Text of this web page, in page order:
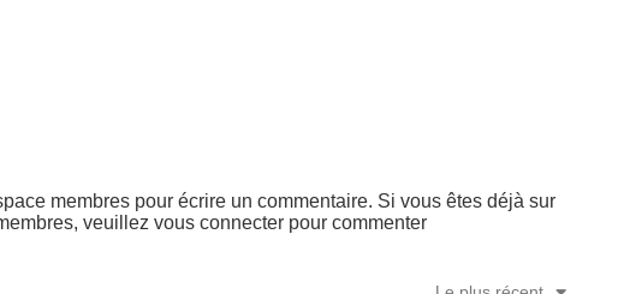
membres pour écrire un commentaire. Si vous êtes déjà sur
veuillez vous connecter pour commenter